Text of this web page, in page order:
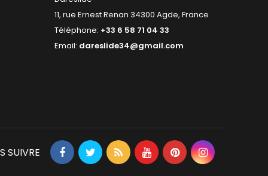
11, rue Ernest Renan 34300 Agde, France
Téléphone: +33 6 58 71 04 33
Email: dareslide34@gmail.com
SUIVRE